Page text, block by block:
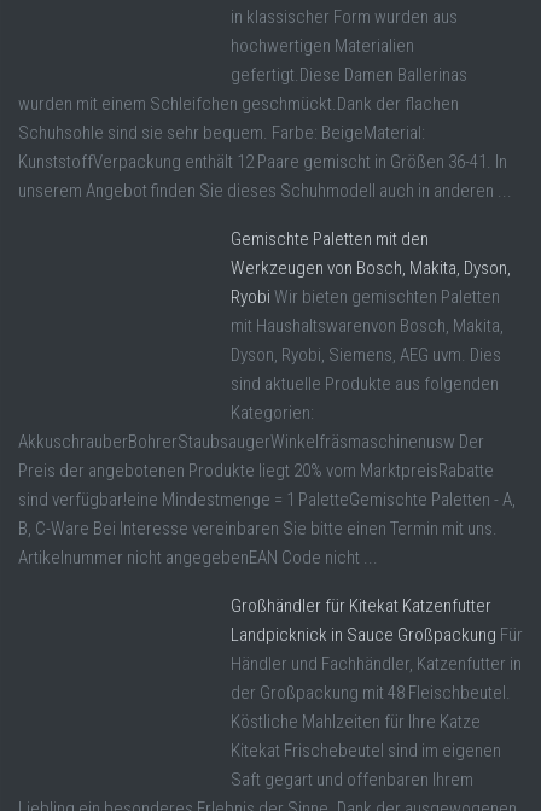
in klassischer Form wurden aus
hochwertigen Materialien
gefertigt.Diese Damen Ballerinas
wurden mit einem Schleifchen geschmückt.Dank der flachen
Schuhsohle sind sie sehr bequem. Farbe: BeigeMaterial:
KunststoffVerpackung enthält 12 Paare gemischt in Größen 36-41. In
unserem Angebot finden Sie dieses Schuhmodell auch in anderen ...
Gemischte Paletten mit den
Werkzeugen von Bosch, Makita, Dyson,
Ryobi Wir bieten gemischten Paletten
mit Haushaltswarenvon Bosch, Makita,
Dyson, Ryobi, Siemens, AEG uvm. Dies
sind aktuelle Produkte aus folgenden
Kategorien:
AkkuschrauberBohrerStaubsaugerWinkelfräsmaschinenusw Der
Preis der angebotenen Produkte liegt 20% vom MarktpreisRabatte
sind verfügbar!eine Mindestmenge = 1 PaletteGemischte Paletten - A,
B, C-Ware Bei Interesse vereinbaren Sie bitte einen Termin mit uns.
Artikelnummer nicht angegebenEAN Code nicht ...
Großhändler für Kitekat Katzenfutter
Landpicknick in Sauce Großpackung Für
Händler und Fachhändler, Katzenfutter in
der Großpackung mit 48 Fleischbeutel.
Köstliche Mahlzeiten für Ihre Katze
Kitekat Frischebeutel sind im eigenen
Saft gegart und offenbaren Ihrem